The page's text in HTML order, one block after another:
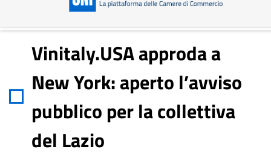
Vinitaly.USA approda a
New York: aperto l’avviso
pubblico per la collettiva
del Lazio